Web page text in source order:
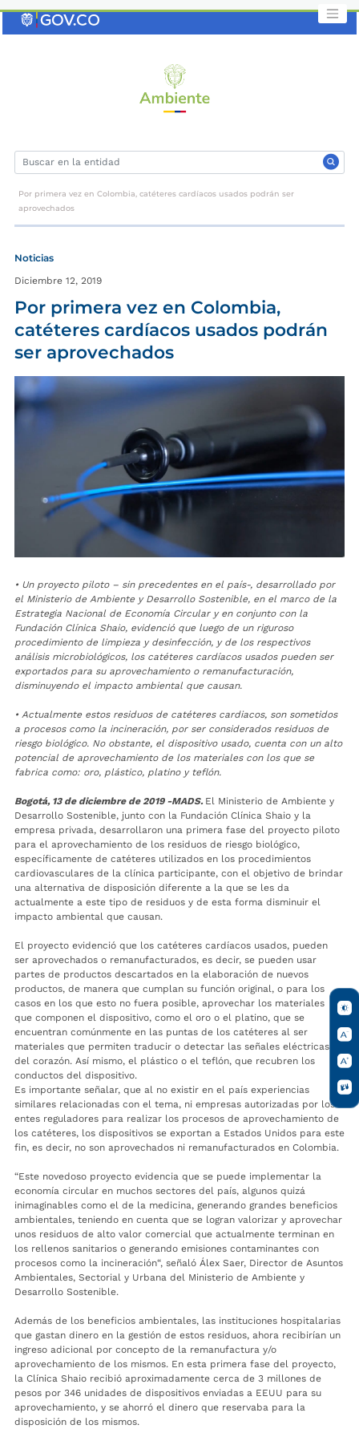
Por primera vez en Colombia, catéteres cardíacos usados podrán ser
aprovechados
Noticias
Diciembre 12, 2019
Por primera vez en Colombia,
catéteres cardíacos usados podrán
ser aprovechados
• Un proyecto piloto – sin precedentes en el país-, desarrollado por
el Ministerio de Ambiente y Desarrollo Sostenible, en el marco de la
Estrategia Nacional de Economía Circular y en conjunto con la
Fundación Clínica Shaio, evidenció que luego de un riguroso
procedimiento de limpieza y desinfección, y de los respectivos
análisis microbiológicos, los catéteres cardíacos usados pueden ser
exportados para su aprovechamiento o remanufacturación,
disminuyendo el impacto ambiental que causan.
• Actualmente estos residuos de catéteres cardiacos, son sometidos
a procesos como la incineración, por ser considerados residuos de
riesgo biológico. No obstante, el dispositivo usado, cuenta con un alto
potencial de aprovechamiento de los materiales con los que se
fabrica como: oro, plástico, platino y teflón.
Bogotá, 13 de diciembre de 2019 -MADS. El Ministerio de Ambiente y
Desarrollo Sostenible, junto con la Fundación Clínica Shaio y la
empresa privada, desarrollaron una primera fase del proyecto piloto
para el aprovechamiento de los residuos de riesgo biológico,
específicamente de catéteres utilizados en los procedimientos
cardiovasculares de la clínica participante, con el objetivo de brindar
una alternativa de disposición diferente a la que se les da
actualmente a este tipo de residuos y de esta forma disminuir el
impacto ambiental que causan.
El proyecto evidenció que los catéteres cardíacos usados, pueden
ser aprovechados o remanufacturados, es decir, se pueden usar
partes de productos descartados en la elaboración de nuevos
productos, de manera que cumplan su función original, o para los
casos en los que esto no fuera posible, aprovechar los materiales
que componen el dispositivo, como el oro o el platino, que se
encuentran comúnmente en las puntas de los catéteres al ser
materiales que permiten traducir o detectar las señales eléctricas
del corazón. Así mismo, el plástico o el teflón, que recubren los
conductos del dispositivo.
Es importante señalar, que al no existir en el país experiencias
similares relacionadas con el tema, ni empresas autorizadas por los
entes reguladores para realizar los procesos de aprovechamiento de
los catéteres, los dispositivos se exportan a Estados Unidos para este
fin, es decir, no son aprovechados ni remanufacturados en Colombia.
“Este novedoso proyecto evidencia que se puede implementar la
economía circular en muchos sectores del país, algunos quizá
inimaginables como el de la medicina, generando grandes beneficios
ambientales, teniendo en cuenta que se logran valorizar y aprovechar
unos residuos de alto valor comercial que actualmente terminan en
los rellenos sanitarios o generando emisiones contaminantes con
procesos como la incineración“, señaló Álex Saer, Director de Asuntos
Ambientales, Sectorial y Urbana del Ministerio de Ambiente y
Desarrollo Sostenible.
Además de los beneficios ambientales, las instituciones hospitalarias
que gastan dinero en la gestión de estos residuos, ahora recibirían un
ingreso adicional por concepto de la remanufactura y/o
aprovechamiento de los mismos. En esta primera fase del proyecto,
la Clínica Shaio recibió aproximadamente cerca de 3 millones de
pesos por 346 unidades de dispositivos enviadas a EEUU para su
aprovechamiento, y se ahorró el dinero que reservaba para la
disposición de los mismos.